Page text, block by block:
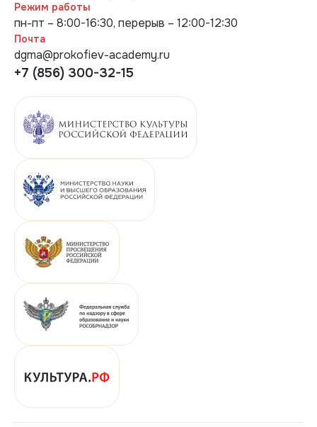
Режим работы
пн-пт – 8:00-16:30, перерыв – 12:00-12:30
Почта
dgma@prokofiev-academy.ru
+7 (856) 300-32-15